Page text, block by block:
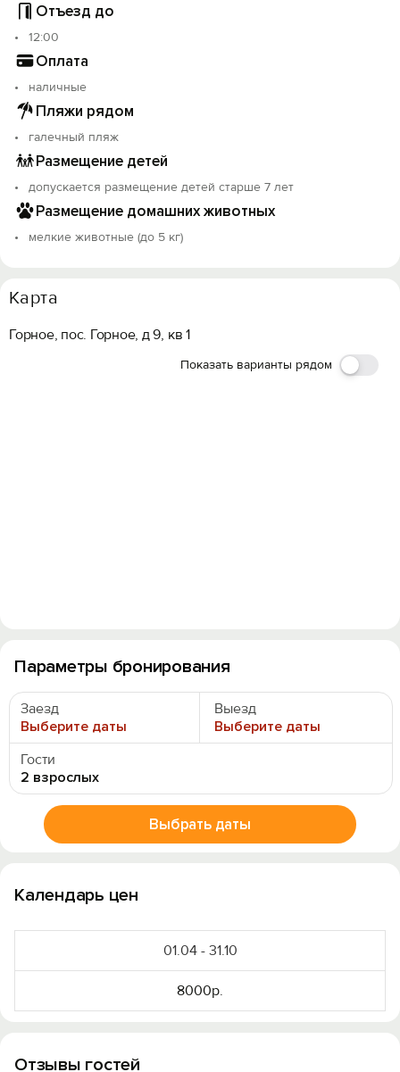
Параметры бронирования
Заезд
Выберите даты
Выезд
Выберите даты
Гости
2 взрослых
Выбрать даты
Отъезд до
12:00
Оплата
наличные
Пляжи рядом
галечный пляж
Размещение детей
допускается размещение детей старше 7 лет
Размещение домашних животных
мелкие животные (до 5 кг)
Карта
Горное, пос. Горное, д 9, кв 1
Показать варианты рядом
Календарь цен
01.04 - 31.10
8000р.
Отзывы гостей